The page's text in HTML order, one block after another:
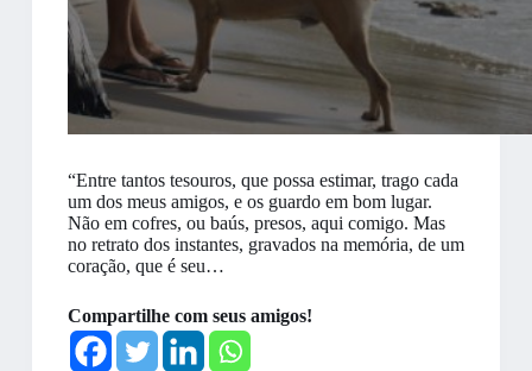
“Entre tantos tesouros, que possa estimar, trago cada
um dos meus amigos, e os guardo em bom lugar.
Não em cofres, ou baús, presos, aqui comigo. Mas
no retrato dos instantes, gravados na memória, de um
coração, que é seu…
Compartilhe com seus amigos!